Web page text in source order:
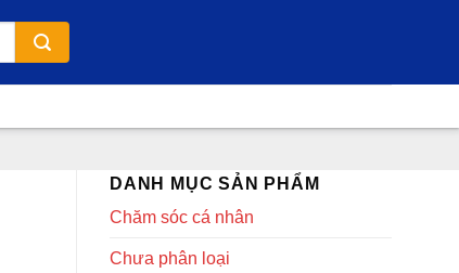
DANH MỤC SẢN PHẨM
Chăm sóc cá nhân
Chưa phân loại